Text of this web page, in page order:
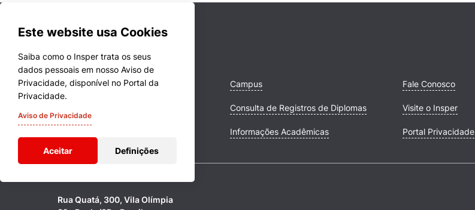
Este website usa Cookies
Saiba como o Insper trata os seus
dados pessoais em nosso Aviso de
Privacidade, disponível no Portal da
Privacidade.
Aviso de Privacidade
Aceitar Definições
Cursos Campus
Consulta de Registros de Diplomas
Informações Acadêmicas
Fale Conosco
Visite o Insper
Portal Privacidade
Rua Quatá, 300, Vila Olímpia